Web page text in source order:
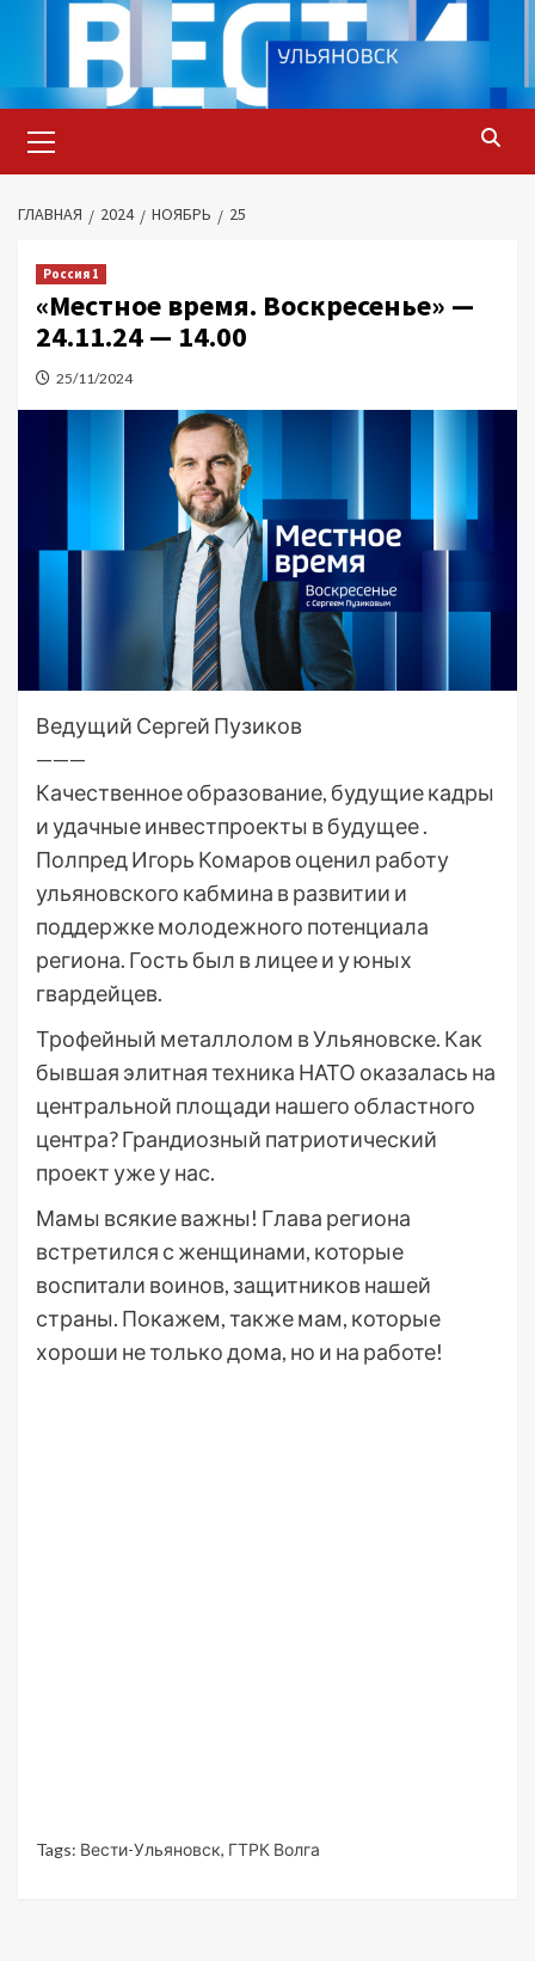
содержимому
меню
ГЛАВНАЯ 2024 НОЯБРЬ 25
Россия 1
«Местное время. Воскресенье» —
24.11.24 — 14.00
25/11/2024
Ведущий Сергей Пузиков
———
Качественное образование, будущие кадры
и удачные инвестпроекты в будущее .
Полпред Игорь Комаров оценил работу
ульяновского кабмина в развитии и
поддержке молодежного потенциала
региона. Гость был в лицее и у юных
гвардейцев.
Трофейный металлолом в Ульяновске. Как
бывшая элитная техника НАТО оказалась на
центральной площади нашего областного
центра? Грандиозный патриотический
проект уже у нас.
Мамы всякие важны! Глава региона
встретился с женщинами, которые
воспитали воинов, защитников нашей
страны. Покажем, также мам, которые
хороши не только дома, но и на работе!
Tags: Вести-Ульяновск, ГТРК Волга